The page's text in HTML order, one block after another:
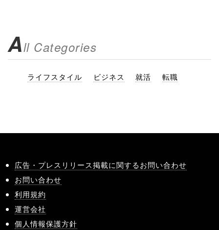
All Categories
ライフスタイル ビジネス 就活 転職
広告・プレスリリース掲載に関するお問い合わせ
お問い合わせ
利用規約
運営会社
個人情報保護方針